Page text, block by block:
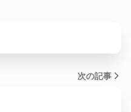
次の記事